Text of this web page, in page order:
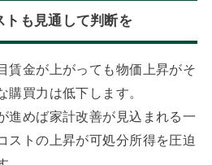
も見通して判断を
賃金が上がっても物価上昇がそ
購買力は低下します。
進めば家計改善が見込まれる一
ストの上昇が可処分所得を圧迫